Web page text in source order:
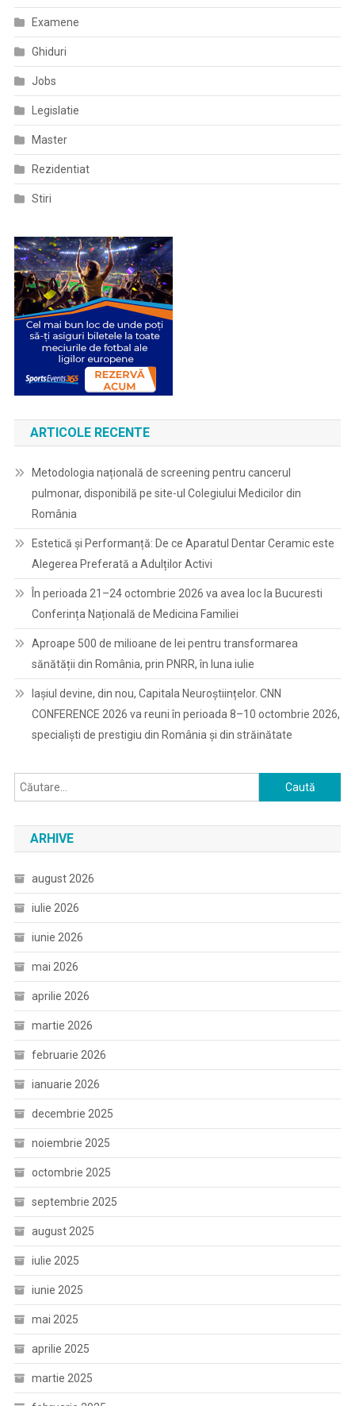
Examene
Ghiduri
Jobs
Legislatie
Master
Rezidentiat
Stiri
ARTICOLE RECENTE
Metodologia națională de screening pentru cancerul
pulmonar, disponibilă pe site-ul Colegiului Medicilor din
România
Estetică și Performanță: De ce Aparatul Dentar Ceramic este
Alegerea Preferată a Adulților Activi
În perioada 21–24 octombrie 2026 va avea loc la Bucuresti
Conferința Națională de Medicina Familiei
Aproape 500 de milioane de lei pentru transformarea
sănătății din România, prin PNRR, în luna iulie
Iașiul devine, din nou, Capitala Neuroștiințelor. CNN
CONFERENCE 2026 va reuni în perioada 8–10 octombrie 2026,
specialiști de prestigiu din România și din străinătate
Caută
după:
ARHIVE
august 2026
iulie 2026
iunie 2026
mai 2026
aprilie 2026
martie 2026
februarie 2026
ianuarie 2026
decembrie 2025
noiembrie 2025
octombrie 2025
septembrie 2025
august 2025
iulie 2025
iunie 2025
mai 2025
aprilie 2025
martie 2025